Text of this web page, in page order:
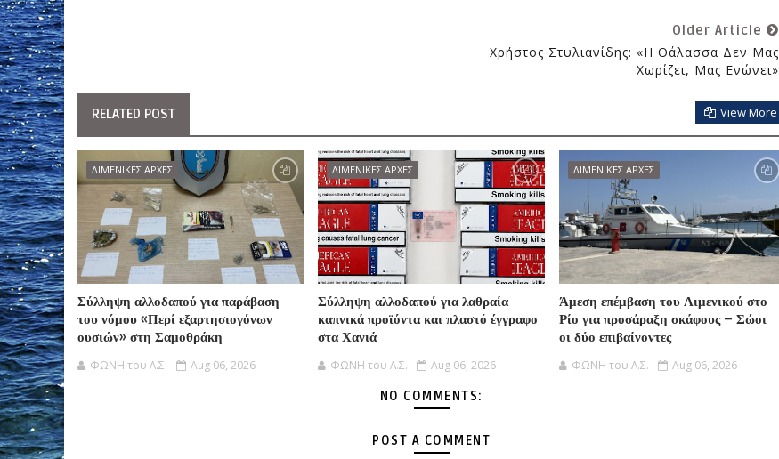
Older Article
Χρήστος Στυλιανίδης: «Η Θάλασσα Δεν Μας
Χωρίζει, Μας Ενώνει»
RELATED POST View More
ΛΙΜΕΝΙΚΕΣ ΑΡΧΕΣ
Σύλληψη αλλοδαπού για παράβαση
του νόμου «Περί εξαρτησιογόνων
ουσιών» στη Σαμοθράκη
ΦΩΝΗ του Λ.Σ. Aug 06, 2026
ΛΙΜΕΝΙΚΕΣ ΑΡΧΕΣ
Σύλληψη αλλοδαπού για λαθραία
καπνικά προϊόντα και πλαστό έγγραφο
στα Χανιά
ΦΩΝΗ του Λ.Σ. Aug 06, 2026
ΛΙΜΕΝΙΚΕΣ ΑΡΧΕΣ
Άμεση επέμβαση του Λιμενικού στο
Ρίο για προσάραξη σκάφους – Σώοι
οι δύο επιβαίνοντες
ΦΩΝΗ του Λ.Σ. Aug 06, 2026
NO COMMENTS:
POST A COMMENT